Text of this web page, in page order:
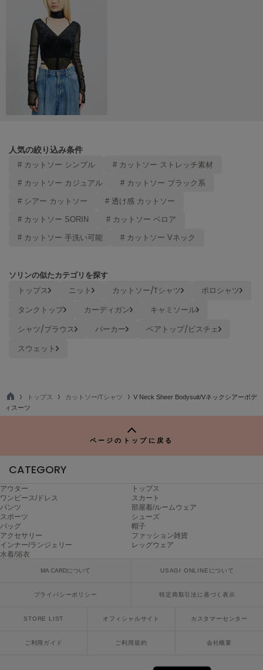
NEW Balance
ニューバランス
ナイキ
NOWNS
ナウンス
ヌル
オン
オニツカ タイガー
オルグ
ORR
PATRICK
フィリーチョコレート
poláura
プーマ
Reebok
リーボック
SALOMON
サンリオハウス
SESAME STREET MARKET
人気の絞り込み条件
# カットソー シンプル # カットソー ストレッチ素材
# カットソー カジュアル # カットソー ブラック系
# シアー カットソー # 透け感 カットソー
# カットソー SORIN # カットソー ベロア
# カットソー 手洗い可能 # カットソー Vネック
ソリンの似たカテゴリを探す
トップス ニット カットソー/Tシャツ
ポロシャツ
タンクトップ
カーディガン
キャミソール
シャツ/ブラウス
パーカー
ベアトップ/ビスチェ
スウェット
TO
P
トップス カットソー/Tシャツ
V Neck Sheer Bodysuit/Vネックシアーボデ
ィスーツ
ページのトップに戻る
CATEGORY
アウター
トップス
ワンピース/ドレス
スカート
パンツ
部屋着/ルームウェア
スポーツ
シューズ
バッグ
帽子
アクセサリー
ファッション雑貨
インナー/ランジェリー
レッグウェア
水着/浴衣
MA CARDについて USAGI ONLINEについて
プライバシーポリシー 特定商取引法に基づく表示
STORE LIST オフィシャルサイト カスタマーセンター
ご利用ガイド ご利用規約 会社概要